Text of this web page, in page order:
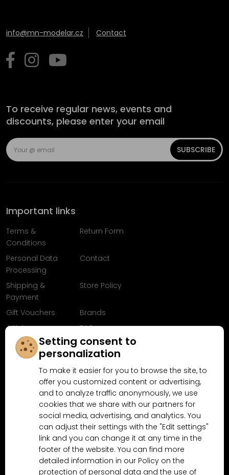
info@mn-modelar.cz Contact
To receive regular news, events and
discounts, please enter your email
SUBSCRIBE
Important links
Terms &
Conditions
Return Form
Personal Data
Processing
Contact
Shipping &
Payment
Store Policy
Gift Vouchers
Brands
Articles
FAQ
Follow us on
Facebook
Why shop at MN-Modelar.com
4.9/5(10481x) 4.5/5 (189x)
Setting consent to
personalization
To make it easier for you to browse the site, to
offer you customized content or advertising,
and to analyze traffic anonymously, we use
cookies that we share with our partners for
social media, advertising, and analytics. You
can adjust their settings with the "Edit settings"
link and you can change it at any time in the
footer of the website. You can find more
detailed information in our Policy on the
protection of personal data and the use of